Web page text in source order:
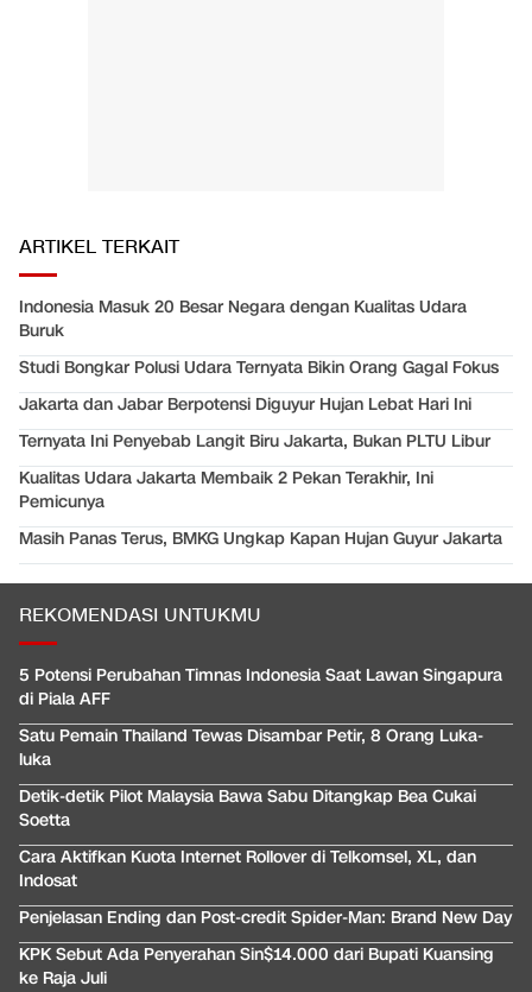
ARTIKEL TERKAIT
Indonesia Masuk 20 Besar Negara dengan Kualitas Udara
Buruk
Studi Bongkar Polusi Udara Ternyata Bikin Orang Gagal Fokus
Jakarta dan Jabar Berpotensi Diguyur Hujan Lebat Hari Ini
Ternyata Ini Penyebab Langit Biru Jakarta, Bukan PLTU Libur
Kualitas Udara Jakarta Membaik 2 Pekan Terakhir, Ini
Pemicunya
Masih Panas Terus, BMKG Ungkap Kapan Hujan Guyur Jakarta
REKOMENDASI UNTUKMU
5 Potensi Perubahan Timnas Indonesia Saat Lawan Singapura
di Piala AFF
Satu Pemain Thailand Tewas Disambar Petir, 8 Orang Luka-
luka
Detik-detik Pilot Malaysia Bawa Sabu Ditangkap Bea Cukai
Soetta
Cara Aktifkan Kuota Internet Rollover di Telkomsel, XL, dan
Indosat
Penjelasan Ending dan Post-credit Spider-Man: Brand New Day
KPK Sebut Ada Penyerahan Sin$14.000 dari Bupati Kuansing
ke Raja Juli